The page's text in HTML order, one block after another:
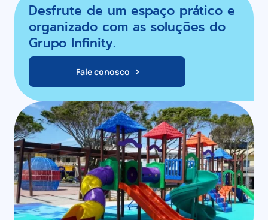
Desfrute de um espaço prático e
organizado com as soluções do
Grupo Infinity.
Fale conosco